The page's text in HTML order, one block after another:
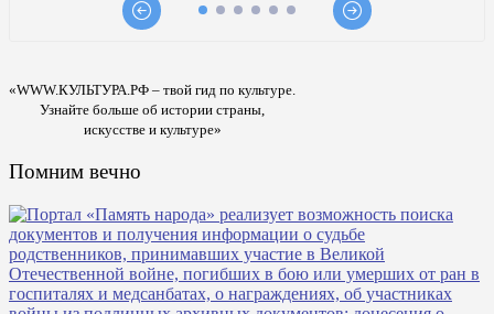
«WWW.КУЛЬТУРА.РФ – твой гид по культуре.
Узнайте больше об истории страны,
искусстве и культуре»
Помним вечно